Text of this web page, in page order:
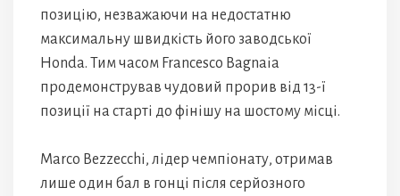
позицію, незважаючи на недостатню
максимальну швидкість його заводської
Honda. Тим часом Francesco Bagnaia
продемонстрував чудовий прорив від 13-ї
позиції на старті до фінішу на шостому місці.
Marco Bezzecchi, лідер чемпіонату, отримав
лише один бал в гонці після серйозного